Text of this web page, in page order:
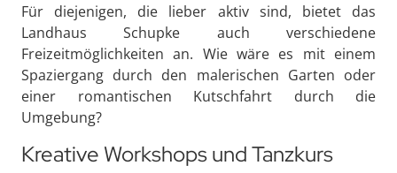
Für diejenigen, die lieber aktiv sind, bietet das
Landhaus Schupke auch verschiedene
Freizeitmöglichkeiten an. Wie wäre es mit einem
Spaziergang durch den malerischen Garten oder
einer romantischen Kutschfahrt durch die
Umgebung?
Kreative Workshops und Tanzkurs